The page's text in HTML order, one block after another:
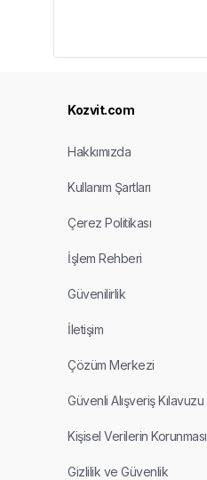
Kozvit.com
Hakkımızda
Kullanım Şartları
Çerez Politikası
İşlem Rehberi
Güvenilirlik
İletişim
Çözüm Merkezi
Güvenli Alışveriş Kılavuzu
Kişisel Verilerin Korunması
Gizlilik ve Güvenlik